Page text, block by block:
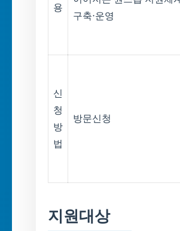
용
구축‧운영
신
청
방
법
방문신청
지원대상